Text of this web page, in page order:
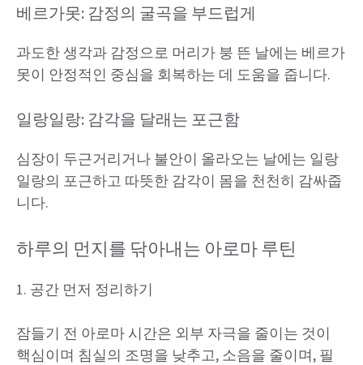
베르가못: 감정의 굴곡을 부드럽게
과도한 생각과 감정으로 머리가 붕 뜬 날에는 베르가
못이 안정적인 중심을 회복하는 데 도움을 줍니다.
일랑일랑: 감각을 달래는 포근함
심장이 두근거리거나 불안이 올라오는 날에는 일랑
일랑의 포근하고 따뜻한 감각이 몸을 천천히 감싸줍
니다.
하루의 먼지를 닦아내는 아로마 루틴
1. 공간 먼저 정리하기
잠들기 전 아로마 시간은 외부 자극을 줄이는 것이
핵심이며 침실의 조명을 낮추고, 소음을 줄이며, 필